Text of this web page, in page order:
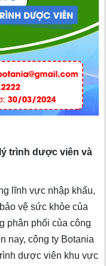
trình dược viên và
lĩnh vực nhập khẩu,
vệ sức khỏe của
phân phối của công
nay, công ty Botania
dược viên khu vực